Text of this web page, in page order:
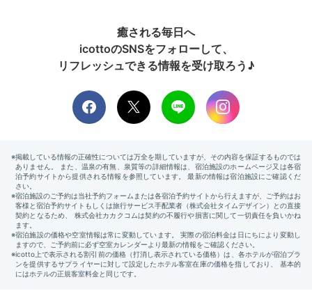
貸切風呂はチェックイン時の予約制で、宿泊者は無料で
半。湯船も脱衣所もゆったりとした広さで、ベビーソー
プの貸出しもあり、家族水入らずで温泉を楽しめます
tekito_saiko
朝食前に、赤ちゃんも入れる無料貸切風呂を利用しました。お風呂
はもちろんですが、景色が見渡せて気持ちよかったです。
癒される毎日へ
icottoのSNSをフォローして、
リフレッシュできる情報を受け取ろう♪